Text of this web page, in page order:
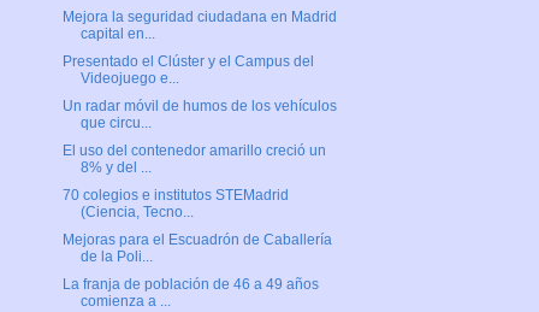
Mejora la seguridad ciudadana en Madrid
capital en...
Presentado el Clúster y el Campus del
Videojuego e...
Un radar móvil de humos de los vehículos
que circu...
El uso del contenedor amarillo creció un
8% y del ...
70 colegios e institutos STEMadrid
(Ciencia, Tecno...
Mejoras para el Escuadrón de Caballería
de la Poli...
La franja de población de 46 a 49 años
comienza a ...